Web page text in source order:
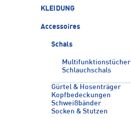
KLEIDUNG
Accessoires
Schals
Multifunktionstücher
Schlauchschals
Gürtel & Hosenträger
Kopfbedeckungen
Schweißbänder
Socken & Stutzen